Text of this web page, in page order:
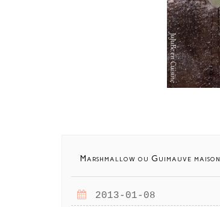
Marshmallow ou Guimauve maison
2013-01-08